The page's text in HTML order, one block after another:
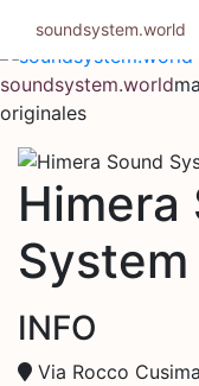
contenido
soundsystem.world
originales
Himera
System
INFO
Via Rocco
soundsystem.world